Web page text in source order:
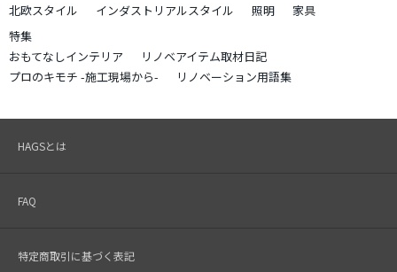
北欧スタイル
インダストリアルスタイル 照明
家具
特集
おもてなしインテリア
リノベアイテム取材日記
プロのキモチ -施工現場から-
リノベーション用語集
HAGSとは
FAQ
特定商取引に基づく表記